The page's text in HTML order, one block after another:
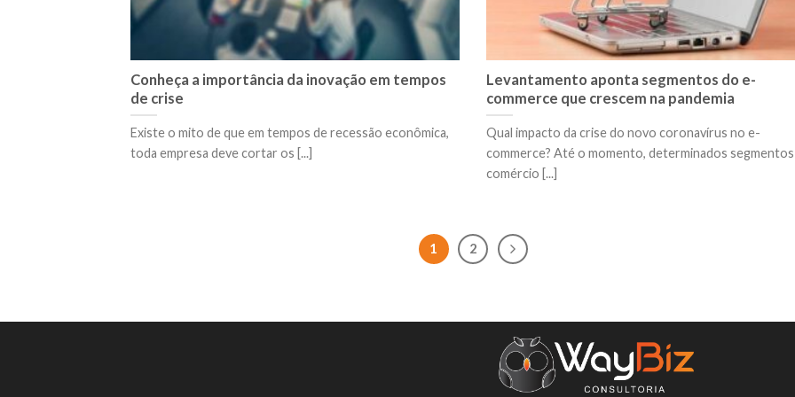
Conheça a importância da inovação em tempos
de crise
Existe o mito de que em tempos de recessão econômica,
toda empresa deve cortar os [...]
Levantamento aponta segmentos do e-
commerce que crescem na pandemia
Qual impacto da crise do novo coronavírus no e-
commerce? Até o momento, determinados
comércio [...]
1 2